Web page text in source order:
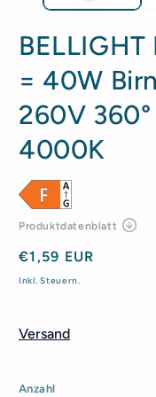
= 40W
260V
4000K
Normaler
Preis
€1,59 EUR
Inkl. Steuern.
Versand
Anzahl
Anzahl